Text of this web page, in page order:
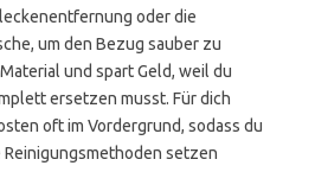
oder die
um den Bezug sauber zu
und spart Geld, weil du
ersetzen musst. Für dich
oft im Vordergrund, sodass du
setzen